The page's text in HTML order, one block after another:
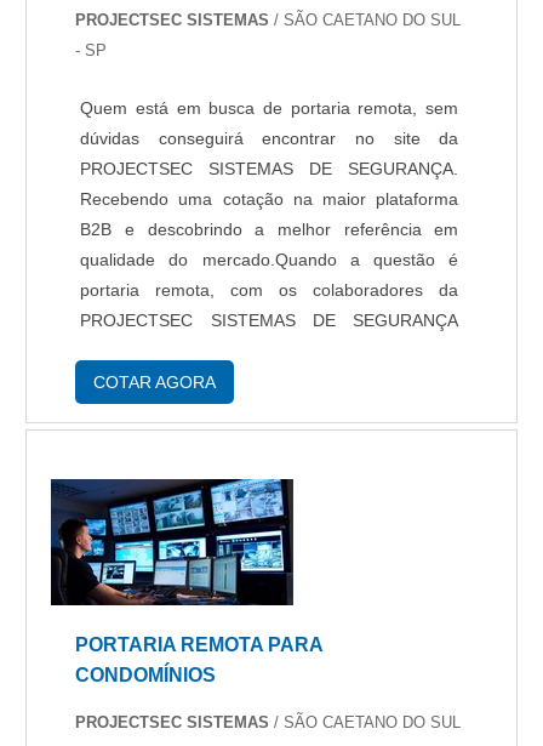
PROJECTSEC SISTEMAS/ SÃO CAETANO DO SUL
- SP
Quem está em busca de portaria remota, sem
dúvidas conseguirá encontrar no site da
PROJECTSEC SISTEMAS DE SEGURANÇA.
Recebendo uma cotação na maior plataforma
B2B e descobrindo a melhor referência em
qualidade do mercado.Quando a questão é
portaria remota, com os colaboradores da
PROJECTSEC SISTEMAS DE SEGURANÇA
sinta mais seguro, além de comprometimento
COTAR AGORA
PORTARIA REMOTA PARA
CONDOMÍNIOS
PROJECTSEC SISTEMAS/ SÃO CAETANO DO SUL